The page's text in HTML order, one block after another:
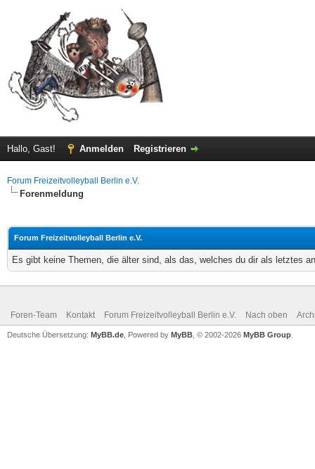
Hallo, Gast! Anmelden Registrieren
Forum Freizeitvolleyball Berlin e.V.
Forenmeldung
Forum Freizeitvolleyball Berlin e.V.
Es gibt keine Themen, die älter sind, als das, welches du dir als letztes
Foren-Team Kontakt Forum Freizeitvolleyball Berlin e.V. Nach oben
Deutsche Übersetzung: MyBB.de , Powered by MyBB , © 2002-2026 MyBB Group